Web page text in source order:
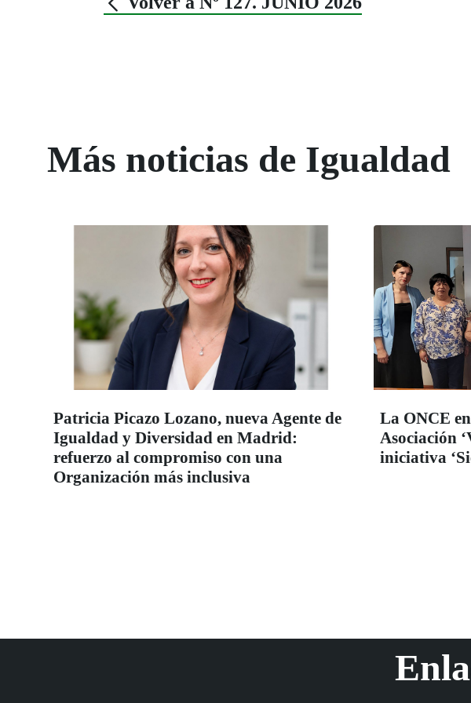
Más noticias de Igualdad
Patricia Picazo Lozano, nueva Agente de
Igualdad y Diversidad en Madrid:
refuerzo al compromiso con una
Organización más inclusiva
La ONCE
Asociación
iniciativa